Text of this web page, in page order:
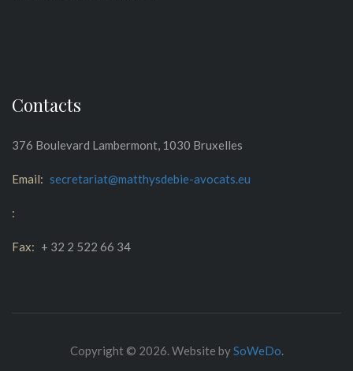
Contacts
376 Boulevard Lambermont, 1030 Bruxelles
Email: secretariat@matthysdebie-avocats.eu
:
Fax: + 32 2 522 66 34
Copyright © 2026. Website bySoWeDo.